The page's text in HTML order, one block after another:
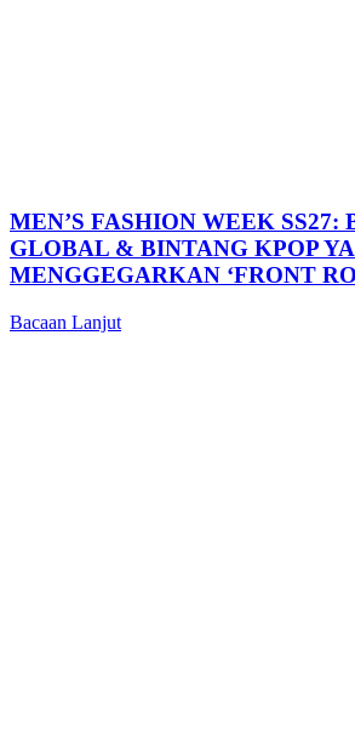
MEN’S FASHION WEEK SS27:
GLOBAL & BINTANG KPOP
MENGGEGARKAN ‘FRONT
Bacaan Lanjut